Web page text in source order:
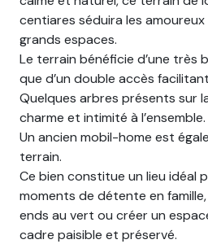
centiares séduira les
grands espaces.
Le terrain bénéficie d’une très
que d’un double accès
Quelques arbres présents sur
charme et intimité à l’ensemble.
Un ancien mobil-home est
terrain.
Ce bien constitue un lieu idéal
moments de détente en
ends au vert ou créer un
cadre paisible et préservé.